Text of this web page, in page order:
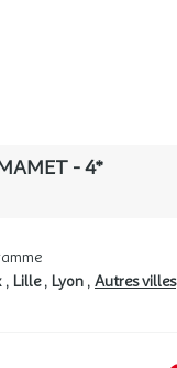
- 4*
Lille Lyon Autres villes